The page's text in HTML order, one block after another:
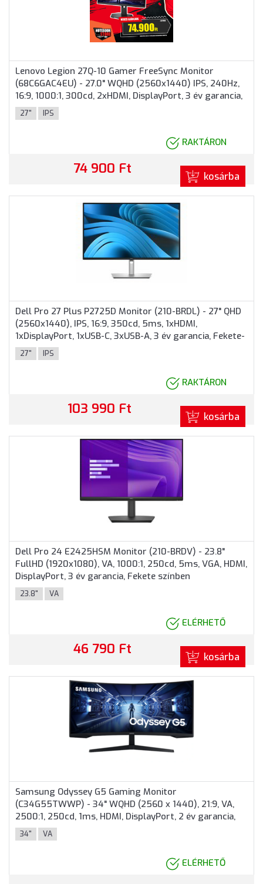
Lenovo Legion 27Q-10 Gamer FreeSync Monitor
(68C6GAC4EU) - 27.0" WQHD (2560x1440) IPS, 240Hz,
16:9, 1000:1, 300cd, 2xHDMI, DisplayPort, 3 év garancia,
Fekete színben
27" IPS
RAKTÁRON
74 900 Ft kosárba
Dell Pro 27 Plus P2725D Monitor (210-BRDL) - 27" QHD
(2560x1440), IPS, 16:9, 350cd, 5ms, 1xHDMI,
1xDisplayPort, 1xUSB-C, 3xUSB-A, 3 év garancia, Fekete-
ezüst színben
27" IPS
RAKTÁRON
103 990 Ft kosárba
Dell Pro 24 E2425HSM Monitor (210-BRDV) - 23.8"
FullHD (1920x1080), VA, 1000:1, 250cd, 5ms, VGA, HDMI,
DisplayPort, 3 év garancia, Fekete színben
23.8" VA
ELÉRHETŐ
46 790 Ft kosárba
Samsung Odyssey G5 Gaming Monitor
(C34G55TWWP) - 34" WQHD (2560 x 1440), 21:9, VA,
2500:1, 250cd, 1ms, HDMI, DisplayPort, 2 év garancia,
Fekete színben
34" VA
ELÉRHETŐ